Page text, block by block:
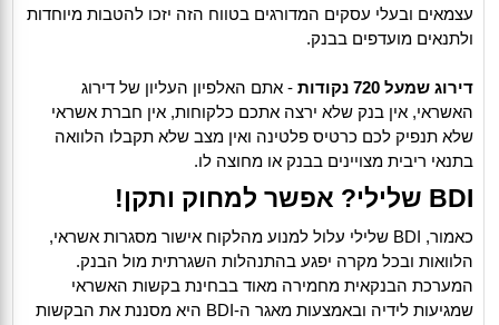
עצמאים ובעלי עסקים המדורגים בטווח הזה יזכו להטבות מיוחדות
ולתנאים מועדפים בבנק.
דירוג שמעל 720 נקודות
- אתם האלפיון העליון של דירוג
האשראי, אין בנק שלא ירצה אתכם כלקוחות, אין חברת אשראי
שלא תנפיק לכם כרטיס פלטינה ואין מצב שלא תקבלו הלוואה
בתנאי ריבית מצויינים בבנק או מחוצה לו.
BDI שלילי? אפשר למחוק ותקן!
כאמור, BDI שלילי עלול למנוע מהלקוח אישור מסגרות אשראי,
הלוואות ובכל מקרה יפגע בהתנהלות השגרתית מול הבנק.
המערכת הבנקאית מחמירה מאוד בבחינת בקשות האשראי
שמגיעות לידיה ובאמצעות מאגר ה-BDI היא מסננת את הבקשות